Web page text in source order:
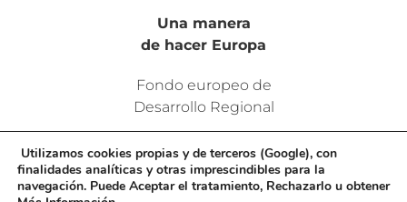
Una manera
de hacer Europa
Fondo europeo de
Desarrollo Regional
Utilizamos cookies propias y de terceros (Google), con
finalidades analíticas y otras imprescindibles para la
navegación. Puede Aceptar el tratamiento, Rechazarlo u obtener